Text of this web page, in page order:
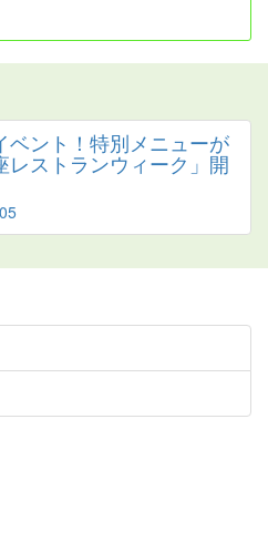
ベント！特別メニューが
レストランウィーク」開